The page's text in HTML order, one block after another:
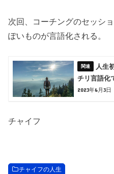
次回、コーチングのセッシ
ぽいものが言語化される。
人生
チリ言語化
2023年6月3日
チャイフ
チャイフの人生